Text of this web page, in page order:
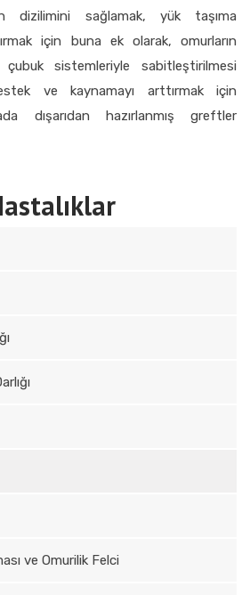
dizilimini sağlamak, yük taşıma
için buna ek olarak, omurların
sistemleriyle sabitleştirilmesi
ve kaynamayı arttırmak için
dışarıdan hazırlanmış greftler
ve Omurilik Felci